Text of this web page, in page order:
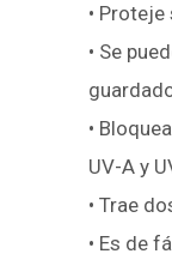
•
• Se
•
UV-A y
• Trae
• Es de